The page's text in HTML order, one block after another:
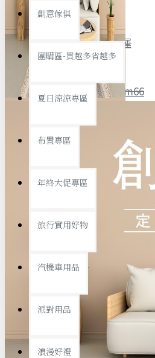
全館限時滿799免運
聯絡我們 ID : @ym66
優惠活動 最新活動
旅行收納
汽機車用品
查看更多
置物架/收納櫃
創意傢俱
團購區-買越多省越多
夏日涼涼專區
布置專區
年終大促專區
旅行實用好物
汽機車用品
派對用品
浪漫好禮